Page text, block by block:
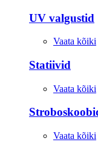
UV valgustid
Vaata kõiki
Statiivid
Vaata kõiki
Vaata kõiki